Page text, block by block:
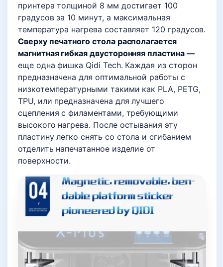
принтера толщиной 8 мм достигает 100
градусов за 10 минут, а максимальная
температура нагрева составляет 120 градусов.
Сверху печатного стола располагается
магнитная гибкая двусторонняя пластина —
еще одна фишка Qidi Tech. Каждая из сторон
предназначена для оптимальной работы с
низкотемпературными такими как PLA, PETG,
TPU, или предназначена для лучшего
сцепления с филаментами, требующими
высокого нагрева. После остывания эту
пластину легко снять со стола и сгибанием
отделить напечатанное изделие от
поверхности.